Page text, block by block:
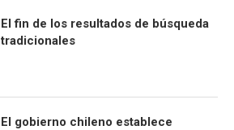
El fin de los resultados de búsqueda
tradicionales
El gobierno chileno establece